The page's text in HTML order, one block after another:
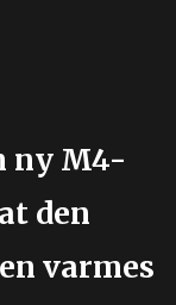
ny M4-
den
varmes